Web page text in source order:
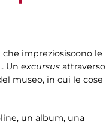
impreziosiscono le
Un excursus attraverso
museo, in cui le cose
un album, una